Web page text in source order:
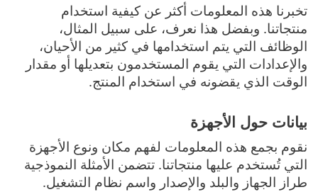
تخبرنا هذه المعلومات أكثر عن كيفية استخدام
منتجاتنا. وبفضل هذا نعرف، على سبيل المثال،
الوظائف التي يتم استخدامها في كثير من الأحيان،
والإعدادات التي يقوم المستخدمون بتعديلها أو مقدار
الوقت الذي يقضونه في استخدام المنتج.
بيانات حول الأجهزة
نقوم بجمع هذه المعلومات لفهم مكان ونوع الأجهزة
التي تُستخدم عليها منتجاتنا. تتضمن الأمثلة النموذجية
طراز الجهاز والبلد والإصدار واسم نظام التشغيل.